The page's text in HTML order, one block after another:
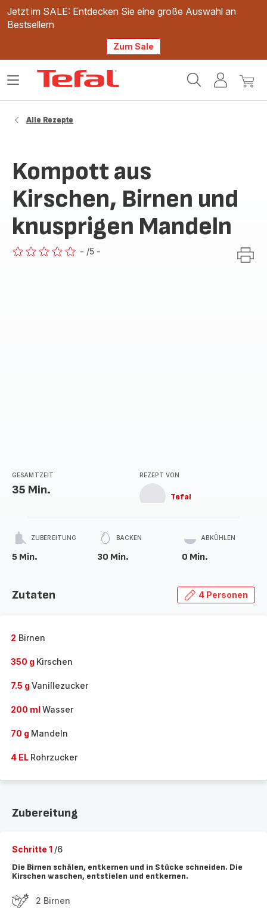
Jetzt im SALE: Entdecken Sie eine große Auswahl an
Bestsellern
Zum Sale
Mein
Mein
Das
Alle Rezepte
Kompott aus
Kirschen, Birnen und
knusprigen Mandeln
- /5 -
GESAMTZEIT
35 Min.
REZEPT VON
Tefal
ZUBEREITUNG
5 Min.
BACKEN
30 Min.
ABKÜHLEN
0 Min.
Zutaten 4 Personen
2 Birnen
350 g Kirschen
7.5 g Vanillezucker
200 ml Wasser
70 g Mandeln
4 EL Rohrzucker
Zubereitung
Schritte 1 /6
Die Birnen schälen, entkernen und in Stücke schneiden. Die
Kirschen waschen, entstielen und entkernen.
2 Birnen